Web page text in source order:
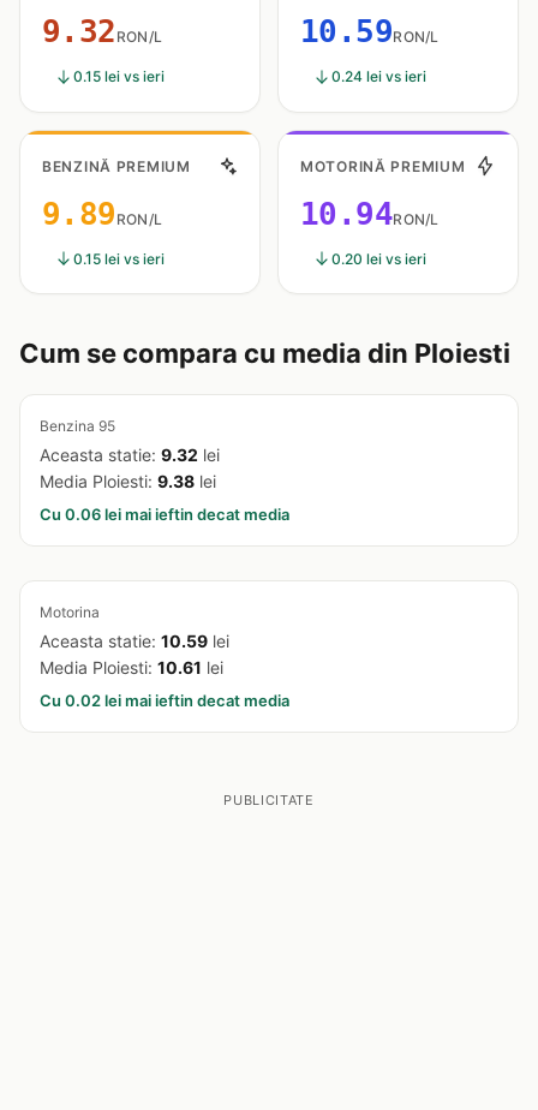
9.32 RON/L
0.15 lei vs ieri
10.59RON/L
0.24 lei vs ieri
BENZINĂ PREMIUM
9.89 RON/L
0.15 lei vs ieri
MOTORINĂ PREMIUM
10.94RON/L
0.20 lei vs ieri
Cum se compara cu media din Ploiesti
Benzina 95
Aceasta statie: 9.32 lei
Media Ploiesti: 9.38 lei
Cu 0.06 lei mai ieftin decat media
Motorina
Aceasta statie: 10.59 lei
Media Ploiesti: 10.61 lei
Cu 0.02 lei mai ieftin decat media
PUBLICITATE